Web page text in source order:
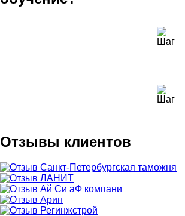
Отзывы клиентов